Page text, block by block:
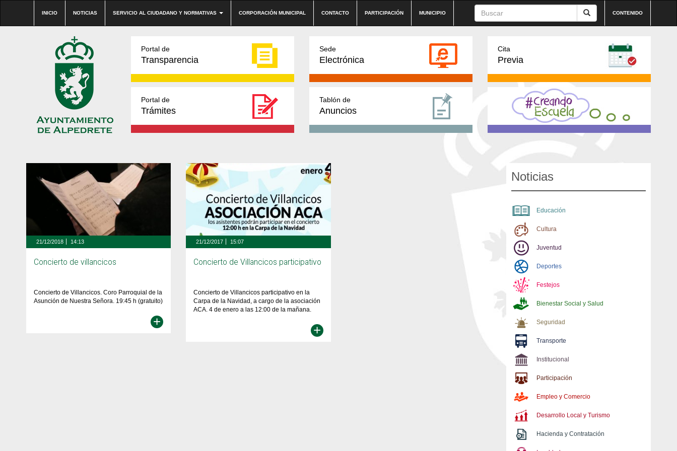
INICIO NOTICIAS SERVICIO AL CIUDADANO Y NORMATIVAS CORPORACIÓN MUNICIPAL CONTACTO PARTICIPACIÓN MUNICIPIO CONTENIDO
Portal de
Transparencia
Sede
Electrónica
Cita
Previa
Portal de
Trámites
Tablón de
Anuncios
21/12/2018 14:13
Concierto de villancicos
Concierto de Villancicos. Coro Parroquial de la
Asunción de Nuestra Señora. 19:45 h (gratuito)
+
21/12/2017 15:07
Concierto de Villancicos participativo
Concierto de Villancicos participativo en la
Carpa de la Navidad, a cargo de la asociación
ACA. 4 de enero a las 12:00 de la mañana.
+
Noticias
Educación
Cultura
Juventud
Deportes
Festejos
Bienestar Social y Salud
Seguridad
Transporte
Institucional
Participación
Empleo y Comercio
Desarrollo Local y Turismo
Hacienda y Contratación